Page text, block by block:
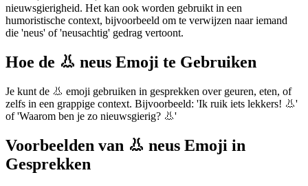
nieuwsgierigheid. Het kan ook worden gebruikt in een
humoristische context, bijvoorbeeld om te verwijzen naar iemand
die 'neus' of 'neusachtig' gedrag vertoont.
Hoe de 👃 neus Emoji te Gebruiken
Je kunt de 👃 emoji gebruiken in gesprekken over geuren, eten, of
zelfs in een grappige context. Bijvoorbeeld: 'Ik ruik iets lekkers! 👃'
of 'Waarom ben je zo nieuwsgierig? 👃'
Voorbeelden van 👃 neus Emoji in
Gesprekken